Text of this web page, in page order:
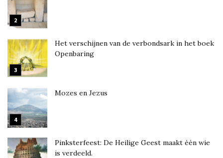
Het verschijnen van de verbondsark in het boek
Openbaring
Mozes en Jezus
Pinksterfeest: De Heilige Geest maakt één wie
is verdeeld.